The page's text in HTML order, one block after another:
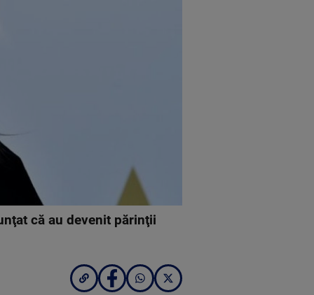
că au devenit părinţii